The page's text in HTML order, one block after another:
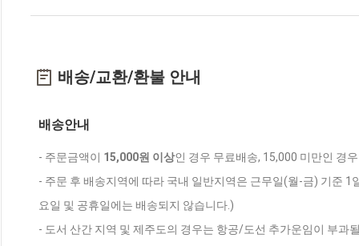
배송/교환/환불 안내
배송안내
- 주문금액이 15,000원 이상인 경우 무료배송, 15,000 미만인 경
- 주문 후 배송지역에 따라 국내 일반지역은 근무일(월-금) 기준
요일 및 공휴일에는 배송되지 않습니다.)
- 도서 산간 지역 및 제주도의 경우는 항공/도선 추가운임이 부과